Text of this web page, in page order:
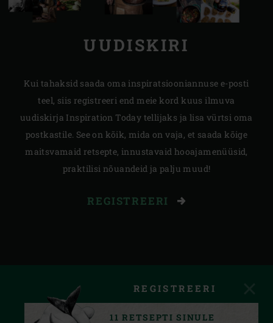
UUDISKIRI
Kui tahaksid saada oma inspiratsiooniannuse e-posti
teel, siis registreeri end meie kord kuus ilmuva
uudiskirja Inspiration Today tellijaks ja lisa vürtsi oma
postkastile. See on kõik, mida on vaja, et saada kõige
maitsvamaid retsepte, innustavaid hooajamenüüsid,
praktilisi nõuandeid ja palju muud!
REGISTREERI
REGISTREERI
11 RETSEPTI SINULE